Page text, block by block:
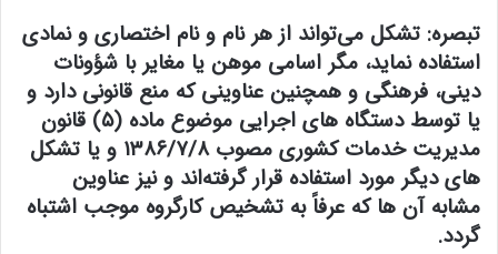
تبصره: تشکل می‌تواند از هر نام و نام اختصاری و نمادی
استفاده نماید، مگر اسامی موهن یا مغایر با شؤونات
دینی، فرهنگی و همچنین عناوینی که منع قانونی دارد و
یا توسط دستگاه های اجرایی موضوع ماده (۵) قانون
مدیریت خدمات کشوری مصوب ۱۳۸۶/۷/۸ و یا تشکل
های دیگر مورد استفاده قرار گرفته‌اند و نیز عناوین
مشابه آن ها که عرفاً به تشخیص کارگروه موجب اشتباه
گردد.